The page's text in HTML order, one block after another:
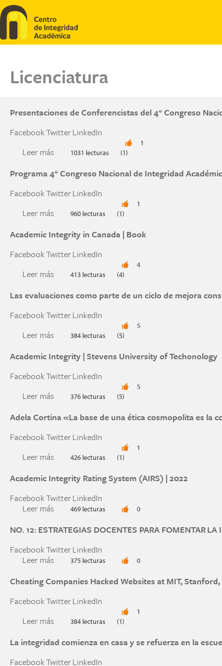
Pasar al contenido principal
Licenciatura
Presentaciones de Conferencistas del 4° Congreso
FacebookTwitterLinkedIn
Leer más sobre Presentaciones de Conferencistas del
1031 lecturas
1
(1)
Programa 4° Congreso Nacional de Integridad
FacebookTwitterLinkedIn
Leer más sobre Programa 4° Congreso Nacional de
960 lecturas
1
(1)
Academic Integrity in Canada | Book
FacebookTwitterLinkedIn
Leer más sobre Academic Integrity in Canada | Book
413 lecturas
4
(4)
Las evaluaciones como parte de un ciclo de mejora
FacebookTwitterLinkedIn
Leer más sobre Las evaluaciones como parte de un
384 lecturas
5
(5)
Academic Integrity | Stevens University of Techonology
FacebookTwitterLinkedIn
Leer más sobre Academic Integrity | Stevens University
376 lecturas
5
(5)
Adela Cortina «La base de una ética cosmopolita es la
FacebookTwitterLinkedIn
Leer más sobre Adela Cortina «La base de una ética
426 lecturas
1
(1)
Academic Integrity Rating System (AIRS) | 2022
FacebookTwitterLinkedIn
Leer más sobre Academic Integrity Rating System (AIRS)
469 lecturas 0
NO. 12: ESTRATEGIAS DOCENTES PARA FOMENTAR
FacebookTwitterLinkedIn
Leer más sobre NO. 12: ESTRATEGIAS DOCENTES
375 lecturas 0
Cheating Companies Hacked Websites at MIT,
FacebookTwitterLinkedIn
Leer más sobre Cheating Companies Hacked Websites
384 lecturas
1
(1)
La integridad comienza en casa y se refuerza en la
FacebookTwitterLinkedIn